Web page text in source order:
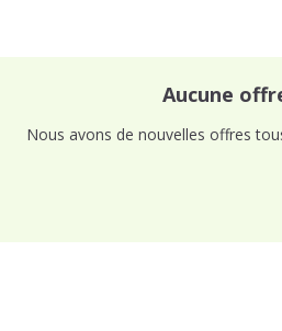
Aucune
Nous avons de nouvelles offres